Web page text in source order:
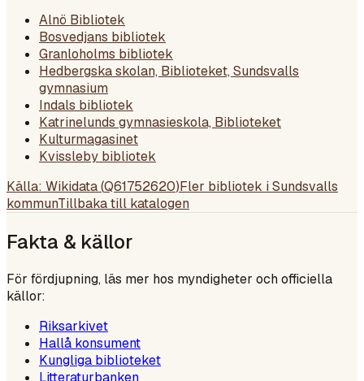
Alnö Bibliotek
Bosvedjans bibliotek
Granloholms bibliotek
Hedbergska skolan, Biblioteket, Sundsvalls
gymnasium
Indals bibliotek
Katrinelunds gymnasieskola, Biblioteket
Kulturmagasinet
Kvissleby bibliotek
Källa: Wikidata (Q61752620)Fler bibliotek i Sundsvalls
kommunTillbaka till katalogen
Fakta & källor
För fördjupning, läs mer hos myndigheter och officiella
källor:
Riksarkivet
Hallå konsument
Kungliga biblioteket
Litteraturbanken